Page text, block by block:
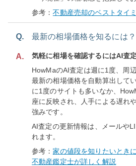
参考：不動産売却のベストタイ
Q. 最新の相場価格を知るには？
A.
気軽に相場を確認するにはAI査
HowMaのAI査定は週に1度、周
最新の相場価格を自動算出して
に1度のサイトも多いなか、
座に反映され、人手による遅れ
強みです。
AI査定の更新情報は、メールや
れます。
参考：家の値段を知りたいとき
不動産鑑定士が詳しく解説